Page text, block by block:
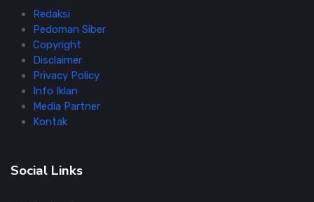
Redaksi
Pedoman Siber
Copyright
Disclaimer
Privacy Policy
Info Iklan
Media Partner
Kontak
Social Links